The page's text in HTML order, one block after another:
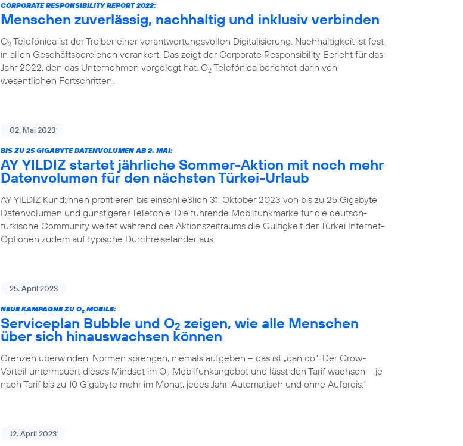
CORPORATE RESPONSIBILITY REPORT 2022:
Menschen zuverlässig, nachhaltig und inklusiv verbinden
O2 Telefónica ist der Treiber einer verantwortungsvollen Digitalisierung. Nachhaltigkeit ist fest
in allen Geschäftsbereichen verankert. Das zeigt der Corporate Responsibility Bericht für das
Jahr 2022, den das Unternehmen vorgelegt hat. O2 Telefónica berichtet darin von
wesentlichen Fortschritten.
02. Mai 2023
BIS ZU 25 GIGABYTE DATENVOLUMEN AB 2. MAI:
AY YILDIZ startet jährliche Sommer-Aktion mit noch mehr
Datenvolumen für den nächsten Türkei-Urlaub
AY YILDIZ Kund:innen profitieren bis einschließlich 31. Oktober 2023 von bis zu 25 Gigabyte
Datenvolumen und günstigerer Telefonie. Die führende Mobilfunkmarke für die deutsch-
türkische Community weitet während des Aktionszeitraums die Gültigkeit der Türkei Internet-
Optionen zudem auf typische Durchreiseländer aus.
25. April 2023
NEUE KAMPAGNE ZU O2 MOBILE:
Serviceplan Bubble und O2 zeigen, wie alle Menschen
über sich hinauswachsen können
Grenzen überwinden, Normen sprengen, niemals aufgeben – das ist „can do“. Der Grow-
Vorteil untermauert dieses Mindset im O2 Mobilfunkangebot und lässt den Tarif wachsen – je
nach Tarif bis zu 10 Gigabyte mehr im Monat, jedes Jahr. Automatisch und ohne Aufpreis.1
12. April 2023